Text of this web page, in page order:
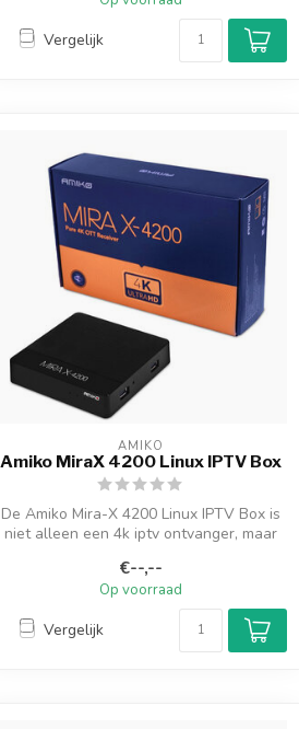
Vergelijk
AMIKO
Amiko MiraX 4200 Linux IPTV Box
De Amiko Mira-X 4200 Linux IPTV Box is
niet alleen een 4k iptv ontvanger, maar
€--,--
Op voorraad
Vergelijk